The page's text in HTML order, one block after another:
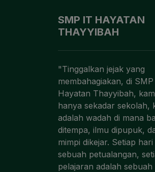
SMP IT HAYATAN
THAYYIBAH
"Tinggalkan jejak yang
membahagiakan, di
Hayatan Thayyibah,
hanya sekadar sekolah,
adalah wadah di mana
ditempa, ilmu dipupuk,
mimpi dikejar. Setiap
sebuah petualangan,
pelajaran adalah sebuah